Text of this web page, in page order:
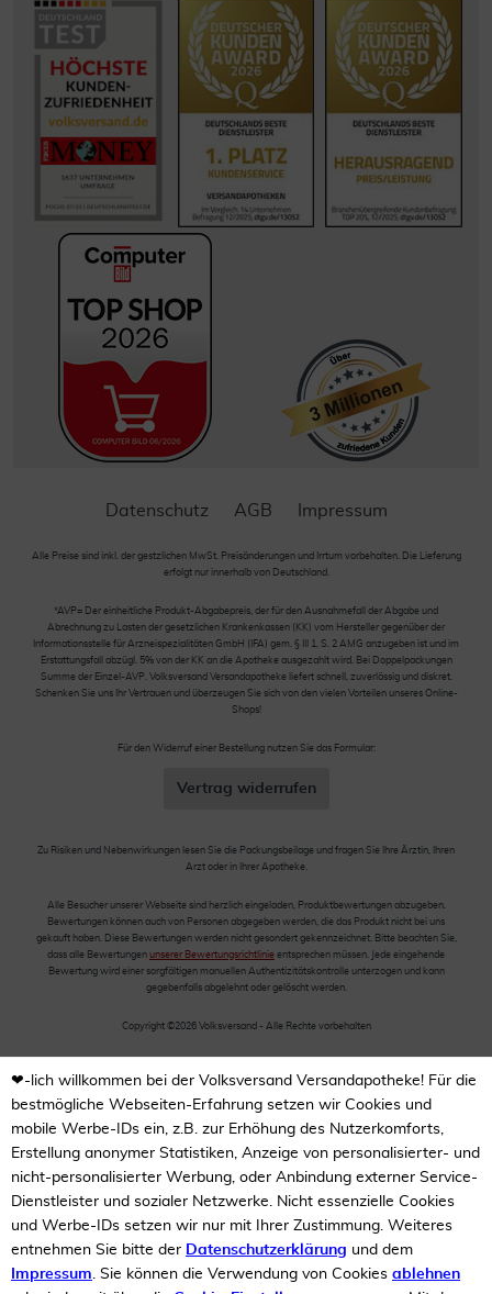
Datenschutz AGB Impressum
Alle Preise sind inkl. der gestzlichen MwSt. Preisänderungen und Irrtum vorbehalten. Die Lieferung
erfolgt nur innerhalb von Deutschland.
*AVP= Der einheitliche Produkt-Abgabepreis, der für den Ausnahmefall der Abgabe und
Abrechnung zu Lasten der gesetzlichen Krankenkassen (KK) vom Hersteller gegenüber der
Informationsstelle für Arzneispezialitäten GmbH (IFA) gem. § III 1, S. 2 AMG anzugeben ist und im
Erstattungsfall abzügl. 5% von der KK an die Apotheke ausgezahlt wird. Bei Doppelpackungen
Summe der Einzel-AVP. Volksversand Versandapotheke liefert schnell, zuverlässig und diskret.
Schenken Sie uns Ihr Vertrauen und überzeugen Sie sich von den vielen Vorteilen unseres Online-
Shops!
Für den Widerruf einer Bestellung nutzen Sie das Formular:
Vertrag widerrufen
Zu Risiken und Nebenwirkungen lesen Sie die Packungsbeilage und fragen Sie Ihre Ärztin, Ihren
Arzt oder in Ihrer Apotheke.
Alle Besucher unserer Webseite sind herzlich eingeladen, Produktbewertungen abzugeben.
Bewertungen können auch von Personen abgegeben werden, die das Produkt nicht bei uns
gekauft haben. Diese Bewertungen werden nicht gesondert gekennzeichnet. Bitte beachten Sie,
dass alle Bewertungen unserer Bewertungsrichtlinie entsprechen müssen. Jede eingehende
Bewertung wird einer sorgfältigen manuellen Authentizitätskontrolle unterzogen und kann
gegebenfalls abgelehnt oder gelöscht werden.
Copyright ©2026 Volksversand - Alle Rechte vorbehalten
❤-lich willkommen bei der Volksversand Versandapotheke! Für die
bestmögliche Webseiten-Erfahrung setzen wir Cookies und
mobile Werbe-IDs ein, z.B. zur Erhöhung des Nutzerkomforts,
Erstellung anonymer Statistiken, Anzeige von personalisierter- und
nicht-personalisierter Werbung, oder Anbindung externer Service-
Dienstleister und sozialer Netzwerke. Nicht essenzielle Cookies
und Werbe-IDs setzen wir nur mit Ihrer Zustimmung. Weiteres
entnehmen Sie bitte der Datenschutzerklärung und dem
Impressum. Sie können die Verwendung von Cookies ablehnen